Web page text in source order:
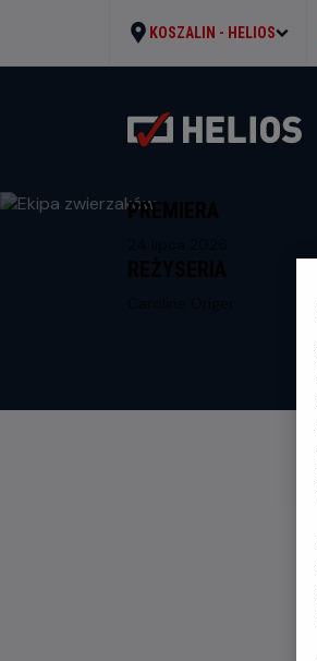
KOSZALIN - HELIOS
PREMIERA